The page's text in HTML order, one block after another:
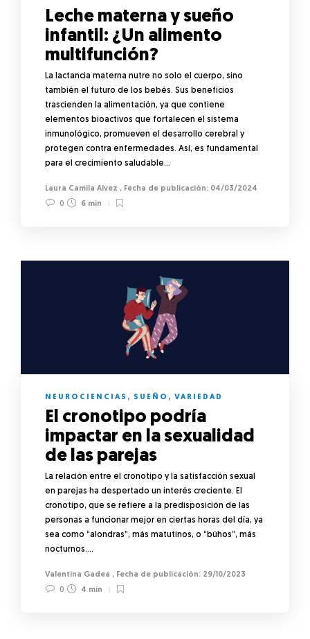
Leche materna y sueño
infantil: ¿Un alimento
multifunción?
La lactancia materna nutre no solo el cuerpo, sino
también el futuro de los bebés. Sus beneficios
trascienden la alimentación, ya que contiene
elementos bioactivos que fortalecen el sistema
inmunológico, promueven el desarrollo cerebral y
protegen contra enfermedades. Así, es fundamental
para el crecimiento saludable…
Laura Camila Alvez ,
04/03/2024
0
6 min
NEUROCIENCIAS , SUEÑO , VARIEDAD
El cronotipo podría
impactar en la sexualidad
de las parejas
La relación entre el cronotipo y la satisfacción sexual
en parejas ha despertado un interés creciente. El
cronotipo, que se refiere a la predisposición de las
personas a funcionar mejor en ciertas horas del día, ya
sea como “alondras”, más matutinos, o “búhos”, más
nocturnos….
Valentina Gadea ,
29/10/2023
0
4 min